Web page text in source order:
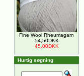
Fine Wool Rheumagarn
54,50DKK
45,00DKK
Hurtig søgning